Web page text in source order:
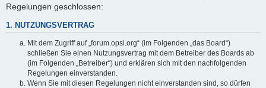
Regelungen geschlossen:
1. NUTZUNGSVERTRAG
Mit dem Zugriff auf „forum.opsi.org“ (im Folgenden „das Board“)
schließen Sie einen Nutzungsvertrag mit dem Betreiber des Boards ab
(im Folgenden „Betreiber“) und erklären sich mit den nachfolgenden
Regelungen einverstanden.
Wenn Sie mit diesen Regelungen nicht einverstanden sind, so dürfen